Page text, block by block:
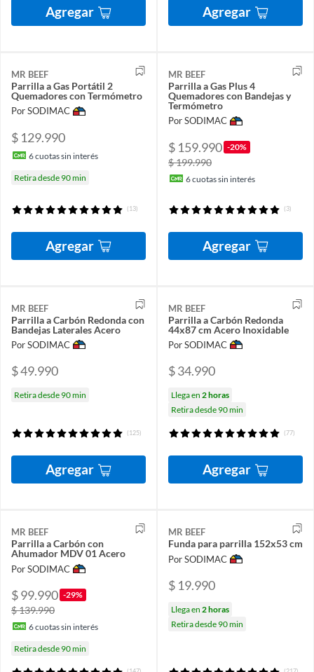
Agregar Agregar
MR BEEF
Parrilla a Gas Portátil 2
Quemadores con Termómetro
Por SODIMAC
$ 129.990
6cuotas sin interés
Retira desde 90 min
(13)
Agregar
MR BEEF
Parrilla a Gas Plus 4
Quemadores con Bandejas y
Termómetro
Por SODIMAC
$ 159.990 -20%
$ 199.990
6cuotas sin interés
(3)
Agregar
MR BEEF
Parrilla a Carbón Redonda con
Bandejas Laterales Acero
Por SODIMAC
$ 49.990
Retira desde 90 min
(125)
Agregar
MR BEEF
Parrilla a Carbón Redonda
44x87 cm Acero Inoxidable
Por SODIMAC
$ 34.990
Llega en 2 horas
Retira desde 90 min
(77)
Agregar
MR BEEF
Parrilla a Carbón con
Ahumador MDV 01 Acero
Por SODIMAC
$ 99.990 -29%
$ 139.990
6cuotas sin interés
Retira desde 90 min
MR BEEF
Funda para parrilla 152x53 cm
Por SODIMAC
$ 19.990
Llega en 2 horas
Retira desde 90 min